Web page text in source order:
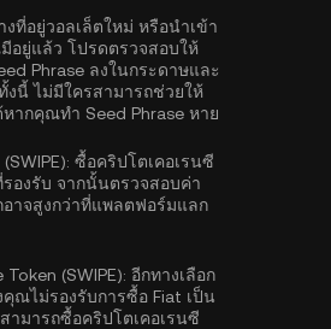
งที่อยู่วอลเล็ตใหม่ หรือนำเข้า
อยู่แล้ว โปรดตรวจสอบให้
Phrase ลงในกระดาษและ
งนี้ ไม่มีใครสามารถช่วยให้
ากคุณทำ Seed Phrase หาย
ซื้อคริปโตเคอเรนซี
องรับ จากนั้นตรวจสอบค่า
อาจสูงกว่าที่แพลตฟอร์มแลก
(SWIPE): อีกทางเลือก
ณไม่รองรับการซื้อ Fiat เป็น
ามารถซื้อคริปโตเคอเรนซี